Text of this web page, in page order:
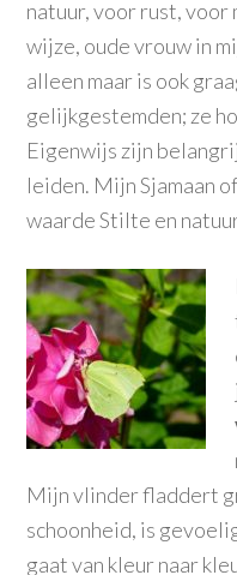
natuur, voor rust, voor
wijze, oude vrouw in
alleen maar is ook
gelijkgestemden; ze
Eigenwijs zijn
leiden. Mijn Sjamaan
waarde Stilte en
Mijn vlinder fladdert
schoonheid, is
gaat van kleur naar